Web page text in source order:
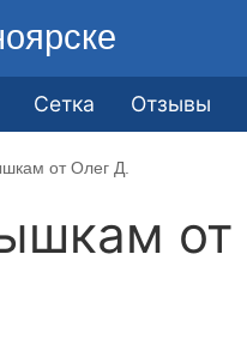
Сетка Отзывы
от Олег Д.
от